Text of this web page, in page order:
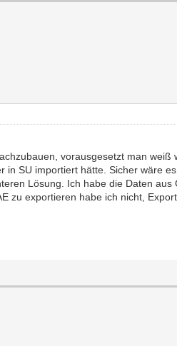
vorausgesetzt man
SU importiert hätte. Sicher wäre
Lösung. Ich habe die Daten
zu exportieren habe ich nicht,